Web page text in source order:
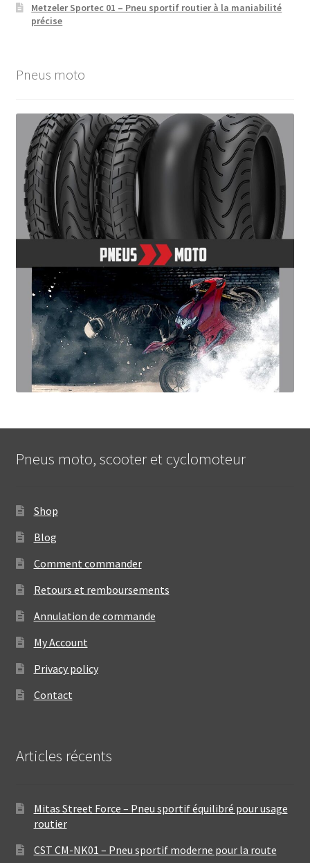
Metzeler Sportec 01 – Pneu sportif routier à la maniabilité
précise
Pneus moto
Pneus moto, scooter et cyclomoteur
Shop
Blog
Comment commander
Retours et remboursements
Annulation de commande
My Account
Privacy policy
Contact
Articles récents
Mitas Street Force – Pneu sportif équilibré pour usage
routier
CST CM-NK01 – Pneu sportif moderne pour la route